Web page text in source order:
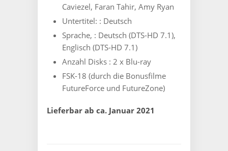
Caviezel, Faran Tahir, Amy Ryan
Untertitel: : Deutsch
Sprache, : Deutsch (DTS-HD 7.1),
Englisch (DTS-HD 7.1)
Anzahl Disks : 2 x Blu-ray
FSK-18 (durch die Bonusfilme
FutureForce und FutureZone)
Lieferbar ab ca. Januar 2021